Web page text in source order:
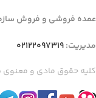
عمده فروشی و فروش
مدیریت:02122097319
کلیه حقوق مادی و معنوی